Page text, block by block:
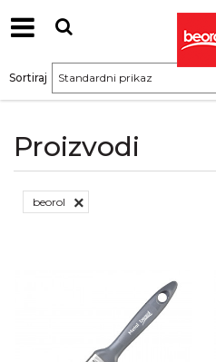
Proizvodi
Sortiraj
beorol